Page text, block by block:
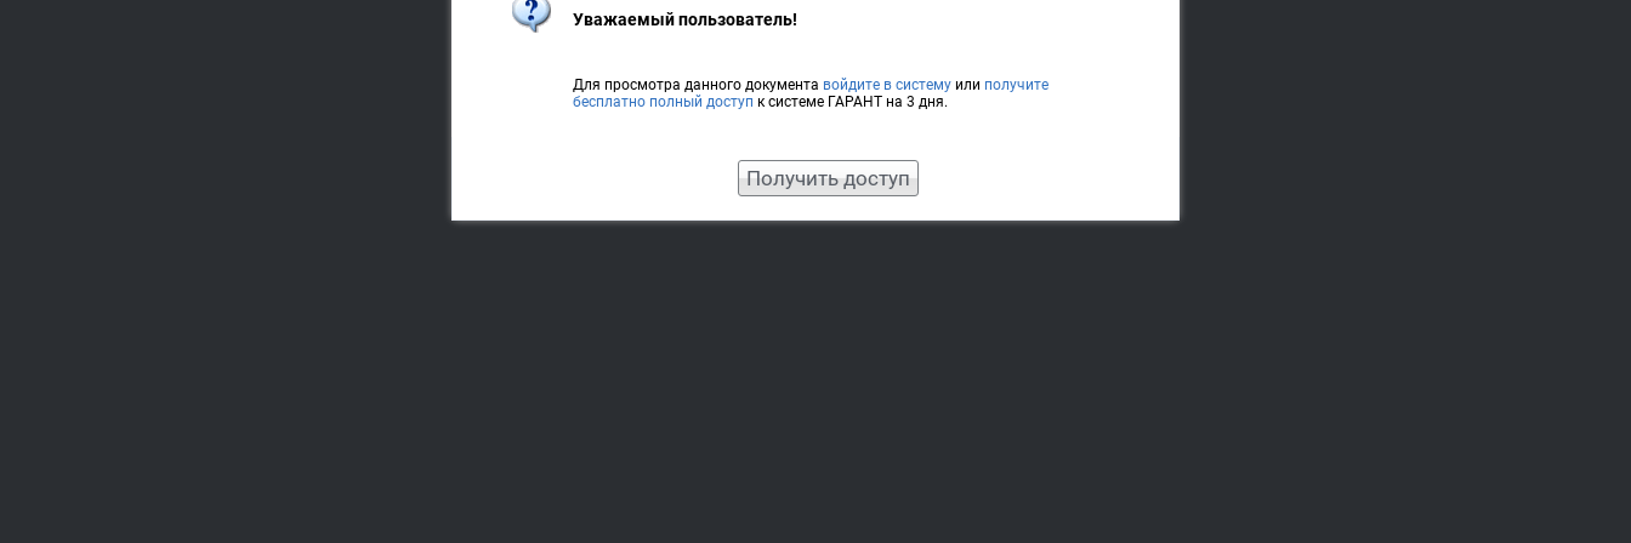
Уважаемый пользователь!
Для просмотра данного документа войдите в систему или получите
бесплатно полный доступ к системе ГАРАНТ на 3 дня.
Получить доступ